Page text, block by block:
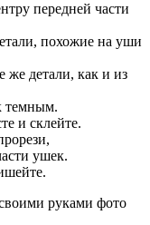
передней части
похожие на уши
же детали, как и из
темным.
и склейте.
ушек.